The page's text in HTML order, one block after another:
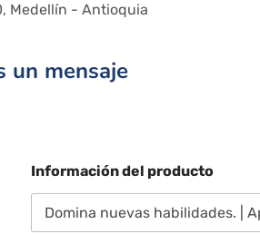
Medellín - Antioquia
un mensaje
Información del producto